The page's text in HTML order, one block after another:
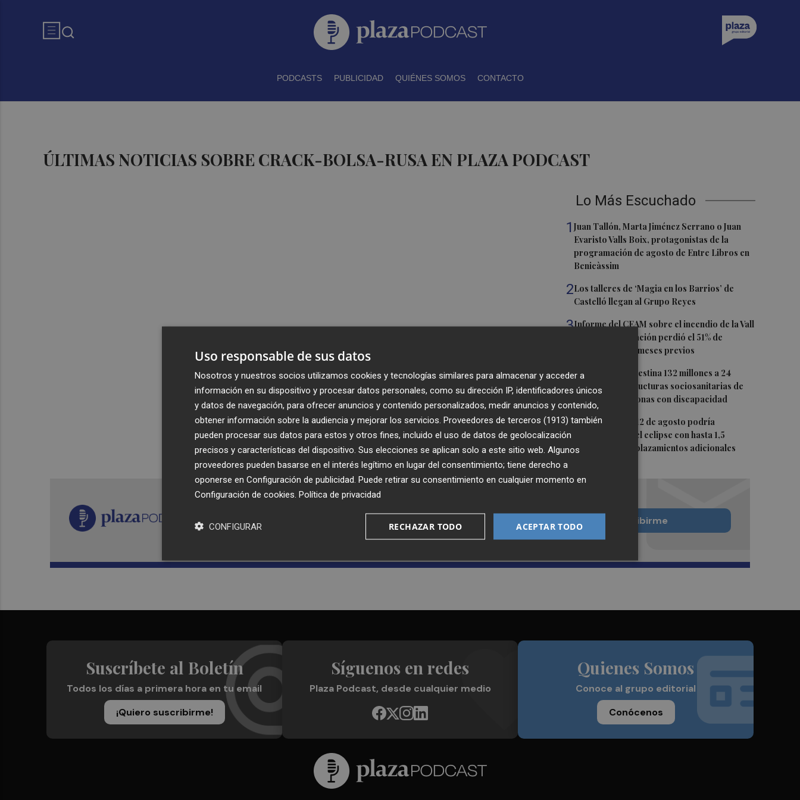
PODCASTS PUBLICIDAD QUIÉNES SOMOS CONTACTO
ÚLTIMAS NOTICIAS SOBRE CRACK-BOLSA-RUSA EN PLAZA PODCAST
Lo Más Escuchado
1Juan Tallón, Marta Jiménez Serrano o Juan
Evaristo Valls Boix, protagonistas de la
programación de agosto de Entre Libros en
Benicàssim
2Los talleres de ‘Magia en los Barrios’ de
Castelló llegan al Grupo Reyes
3Informe del CEAM sobre el incendio de la Vall
d'Uixó: la vegetación perdió el 51% de
humedad en los meses previos
4La Generalitat destina 132 millones a 24
nuevas infraestructuras sociosanitarias de
mayores y personas con discapacidad
5La movilidad el 12 de agosto podría
duplicarse por el eclipse con hasta 1,5
millones de desplazamientos adicionales
Recibe toda la actualidad de
Plaza Podcast en tu correo
Quiero suscribirme
Suscríbete al Boletín
Todos los días a primera hora en tu email
¡Quiero suscribirme!
Síguenos en redes
Plaza Podcast, desde cualquier medio
Quienes Somos
Conoce al grupo editorial
Conócenos
Uso responsable de sus datos
Nosotros y nuestros socios utilizamos cookies y tecnologías similares para almacenar y acceder a
información en su dispositivo y procesar datos personales, como su dirección IP, identificadores únicos
y datos de navegación, para ofrecer anuncios y contenido personalizados, medir anuncios y contenido,
obtener información sobre la audiencia y mejorar los servicios. Proveedores de terceros (1913) también
pueden procesar sus datos para estos y otros fines, incluido el uso de datos de geolocalización
precisos y características del dispositivo. Sus elecciones se aplican solo a este sitio web. Algunos
proveedores pueden basarse en el interés legítimo en lugar del consentimiento; tiene derecho a
oponerse en Configuración de publicidad . Puede retirar su consentimiento en cualquier momento en
Configuración de cookies Política de privacidad
ACEPTAR TODO
RECHAZAR TODO
CONFIGURAR